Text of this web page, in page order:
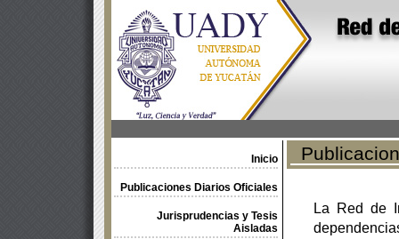
Inicio
Publicaciones Diarios Oficiales
Jurisprudencias y Tesis
Aisladas
La Red de